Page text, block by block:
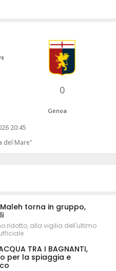
0
Genoa
20:45
del Mare"
Maleh torna in gruppo,
ridotto, alla vigilia dell'ultimo
TRA I BAGNANTI,
per la spiaggia e